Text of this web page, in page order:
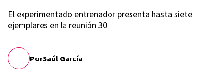
El experimentado entrenador presenta hasta siete
ejemplares en la reunión 30
PorSaúl García